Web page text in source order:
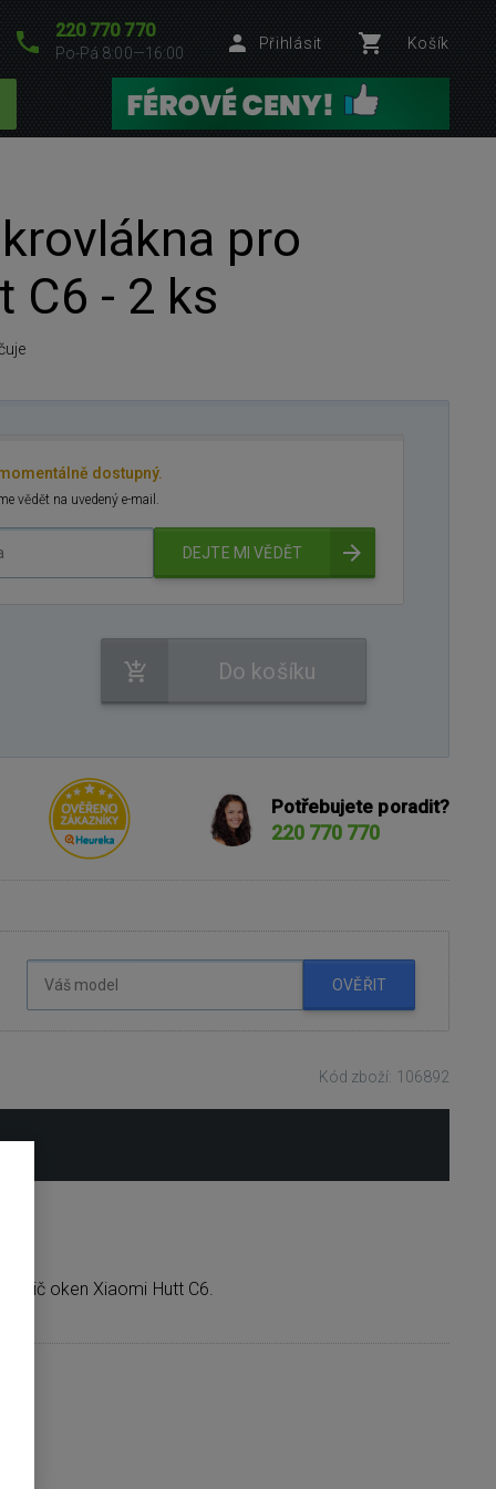
220 770 770
Po-Pá 8:00—16:00
Přihlásit Košík
pro
C6 - 2 ks
dostupný.
vědět na uvedený e-mail.
DEJTE MI VĚDĚT
Do košíku
Potřebujete poradit?
220 770 770
OVĚŘIT
Kód zboží: 106892
oken Xiaomi Hutt C6.